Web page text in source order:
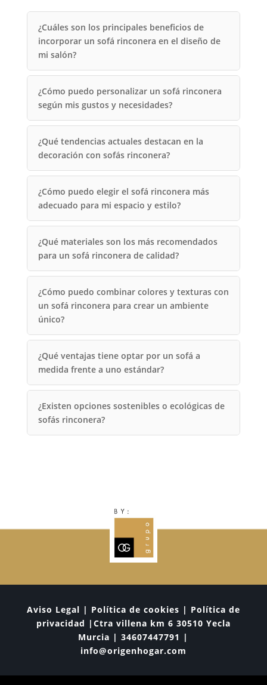
¿Cuáles son los principales beneficios de
incorporar un sofá rinconera en el diseño de
mi salón?
¿Cómo puedo personalizar un sofá rinconera
según mis gustos y necesidades?
¿Qué tendencias actuales destacan en la
decoración con sofás rinconera?
¿Cómo puedo elegir el sofá rinconera más
adecuado para mi espacio y estilo?
¿Qué materiales son los más recomendados
para un sofá rinconera de calidad?
¿Cómo puedo combinar colores y texturas con
un sofá rinconera para crear un ambiente
único?
¿Qué ventajas tiene optar por un sofá a
medida frente a uno estándar?
¿Existen opciones sostenibles o ecológicas de
sofás rinconera?
Aviso Legal | Política de cookies | Política de
privacidad |Ctra villena km 6 30510 Yecla
Murcia | 34607447791 |
info@origenhogar.com